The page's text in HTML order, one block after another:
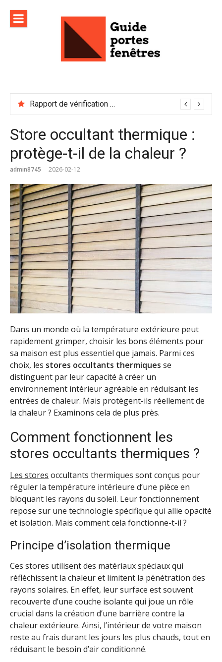
contenu
Rapport de vérification sécurité : à conserver précieusement
Store occultant thermique :
protège-t-il de la chaleur ?
admin8745 2026-02-12
Dans un monde où la température extérieure peut
rapidement grimper, choisir les bons éléments pour
sa maison est plus essentiel que jamais. Parmi ces
choix, les stores occultants thermiques se
distinguent par leur capacité à créer un
environnement intérieur agréable en réduisant les
entrées de chaleur. Mais protègent-ils réellement de
la chaleur ? Examinons cela de plus près.
Comment fonctionnent les
stores occultants thermiques ?
Les stores occultants thermiques sont conçus pour
réguler la température intérieure d’une pièce en
bloquant les rayons du soleil. Leur fonctionnement
repose sur une technologie spécifique qui allie opacité
et isolation. Mais comment cela fonctionne-t-il ?
Principe d’isolation thermique
Ces stores utilisent des matériaux spéciaux qui
réfléchissent la chaleur et limitent la pénétration des
rayons solaires. En effet, leur surface est souvent
recouverte d’une couche isolante qui joue un rôle
crucial dans la création d’une barrière contre la
chaleur extérieure. Ainsi, l’intérieur de votre maison
reste au frais durant les jours les plus chauds, tout en
réduisant le besoin d’air conditionné.